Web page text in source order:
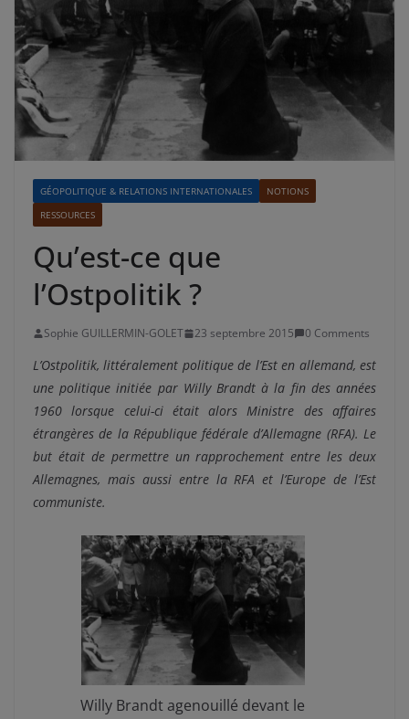
GÉOPOLITIQUE & RELATIONS INTERNATIONALES
NOTIONS
RESSOURCES
Qu’est-ce que
l’Ostpolitik ?
Sophie GUILLERMIN-GOLET 23 septembre 2015 0 Comments
L’Ostpolitik, littéralement politique de l’Est en allemand, est
une politique initiée par Willy Brandt à la fin des années
1960 lorsque celui-ci était alors Ministre des affaires
étrangères de la République fédérale d’Allemagne (RFA). Le
but était de permettre un rapprochement entre les deux
Allemagnes, mais aussi entre la RFA et l’Europe de l’Est
communiste.
Willy Brandt agenouillé devant le